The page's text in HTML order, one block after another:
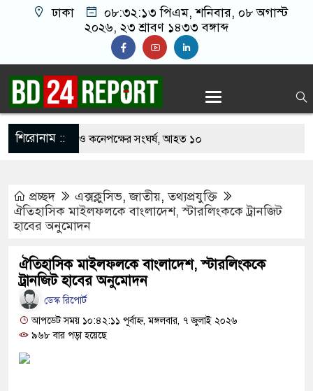
ঢাকা ০৮:৩২:১৪ পিএম, শনিবার, ০৮ অগাস্ট
২০২৬, ২৩ শ্রাবণ ১৪৩৩ বঙ্গাব্দ
শিরোনাম ::
খাবার নিয়ে বর ও কনেপক্ষের সংঘর্ষ, আহত ১০
শঙ্কায় দেশজুড়ে পুলিশের সতর্কতা জারি
আ.লীগের গোপন বৈঠক থেকে গ্রেপ্তার ৬
যুবদল সভাপতি আটক, ভিডিও ভাইরাল
দায়ী থাকবে জামায়াত-এনসিপি: রাশেদ খাঁন
দিলেন জামায়াত বহিষ্কাকৃত গাজী নজরুলের ১২
প্রচ্ছদ এক্সক্লুসিভ,জাতীয়,তথ্যপ্রযুক্তি
ঐতিহাসিক মাইলফলকে বাংলাদেশ, স্টারলিংককে ট্রানজিট
হাবের অনুমোদন
ঐতিহাসিক মাইলফলকে বাংলাদেশ, স্টারলিংককে
ট্রানজিট হাবের অনুমোদন
ডেস্ক রিপোর্ট
আপডেট সময় ১০:৪২:১১ পূর্বাহ্ন, মঙ্গলবার, ৭ জুলাই ২০২৬
৯৬৮ বার পড়া হয়েছে